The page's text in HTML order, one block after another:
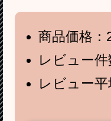
商品価格：
レビュー
レビュー平